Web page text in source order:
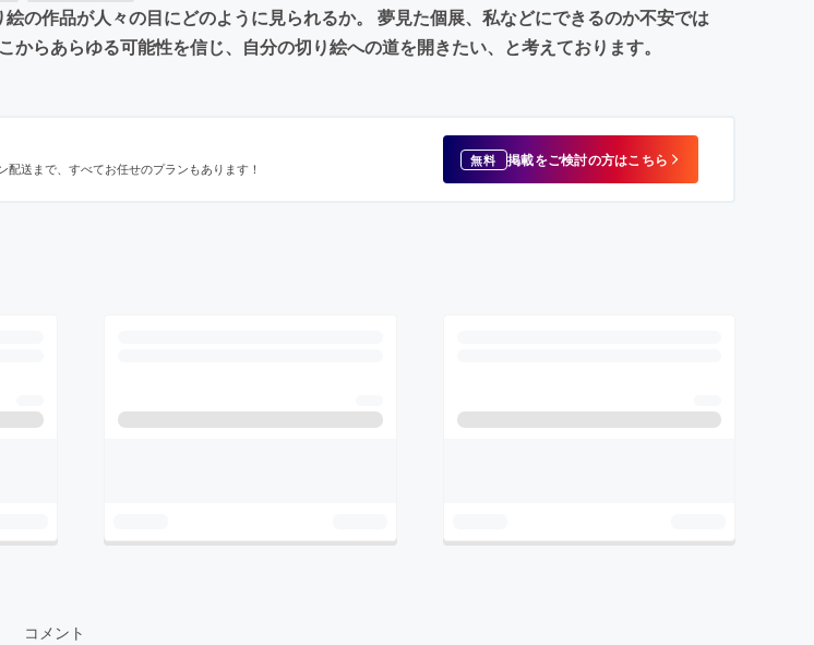
の作品が人々の目にどのように見られるか。 夢見た個展、私などにできるのか不安では
らあらゆる可能性を信じ、自分の切り絵への道を開きたい、と考えております。
送まで、すべてお任せのプランもあります！ 無料 掲載をご検討の方はこちら
コメント